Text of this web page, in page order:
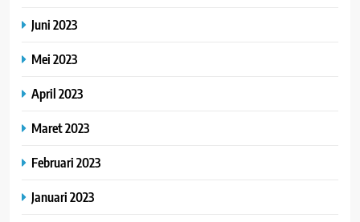
Juni 2023
Mei 2023
April 2023
Maret 2023
Februari 2023
Januari 2023